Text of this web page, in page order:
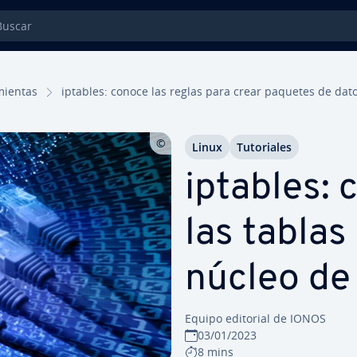
iptables: conoce las reglas para crear paquetes de
iptables:
las
núcleo
Equipo editorial de IONOS
03/01/2023
8 mins
Linux Tu­to­ria­les